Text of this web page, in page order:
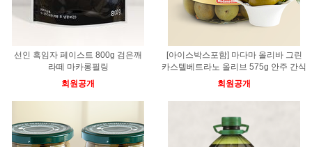
선인 흑임자 페이스트 800g 검은깨
라떼 마카롱필링
회원공개
[아이스박스포함] 마다마 올리바 그린
카스텔베트라노 올리브 575g 안주 간식
회원공개